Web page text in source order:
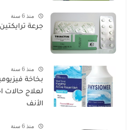
منذ 6 سنة
جرعة
منذ 6 سنة
لعلاج حالات
الأنف
منذ 6 سنة